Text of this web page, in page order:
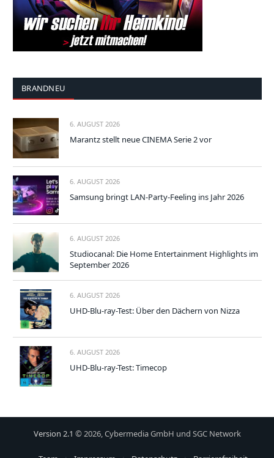
BRANDNEU
6. AUGUST 2026
Marantz stellt neue CINEMA Serie 2 vor
6. AUGUST 2026
Samsung bringt LAN-Party-Feeling ins Jahr 2026
6. AUGUST 2026
Studiocanal: Die Home Entertainment Highlights im
September 2026
6. AUGUST 2026
UHD-Blu-ray-Test: Über den Dächern von Nizza
6. AUGUST 2026
UHD-Blu-ray-Test: Timecop
Version 2.1 © 2026, Cybermedia GmbH und SGC Network